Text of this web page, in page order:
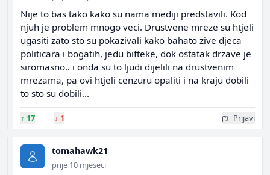
Nije to bas tako kako su nama mediji predstavili. Kod
njuh je problem mnogo veci. Drustvene mreze su htjeli
ugasiti zato sto su pokazivali kako bahato zive djeca
politicara i bogatih, jedu bifteke, dok ostatak drzave je
siromasno.. i onda su to ljudi dijelili na drustvenim
mrezama, pa ovi htjeli cenzuru opaliti i na kraju dobili
to sto su dobili...
↑ 17 ↓ 1 Prijavi
tomahawk21
prije 10 mjeseci